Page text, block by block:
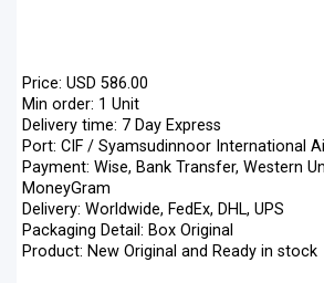
Price: USD 586.00
Min order: 1 Unit
Delivery time: 7 Day Express
Port: CIF / Syamsudinnoor International
Payment: Wise, Bank Transfer, Western
MoneyGram
Delivery: Worldwide, FedEx, DHL, UPS
Packaging Detail: Box Original
Product: New Original and Ready in stock